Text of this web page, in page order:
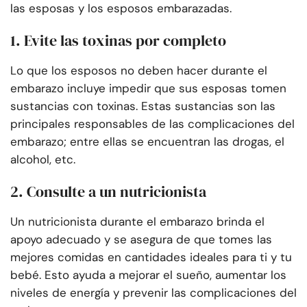
las esposas y los esposos embarazadas.
1. Evite las toxinas por completo
Lo que los esposos no deben hacer durante el
embarazo incluye impedir que sus esposas tomen
sustancias con toxinas. Estas sustancias son las
principales responsables de las complicaciones del
embarazo; entre ellas se encuentran las drogas, el
alcohol, etc.
2. Consulte a un nutricionista
Un nutricionista durante el embarazo brinda el
apoyo adecuado y se asegura de que tomes las
mejores comidas en cantidades ideales para ti y tu
bebé. Esto ayuda a mejorar el sueño, aumentar los
niveles de energía y prevenir las complicaciones del